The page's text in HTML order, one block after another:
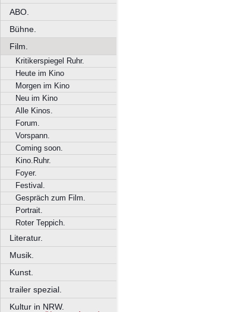
ABO.
Bühne.
Film.
Kritikerspiegel Ruhr.
Heute im Kino
Morgen im Kino
Neu im Kino
Alle Kinos.
Forum.
Vorspann.
Coming soon.
Kino.Ruhr.
Foyer.
Festival.
Gespräch zum Film.
Portrait.
Roter Teppich.
Literatur.
Musik.
Kunst.
trailer spezial.
Kultur in NRW.